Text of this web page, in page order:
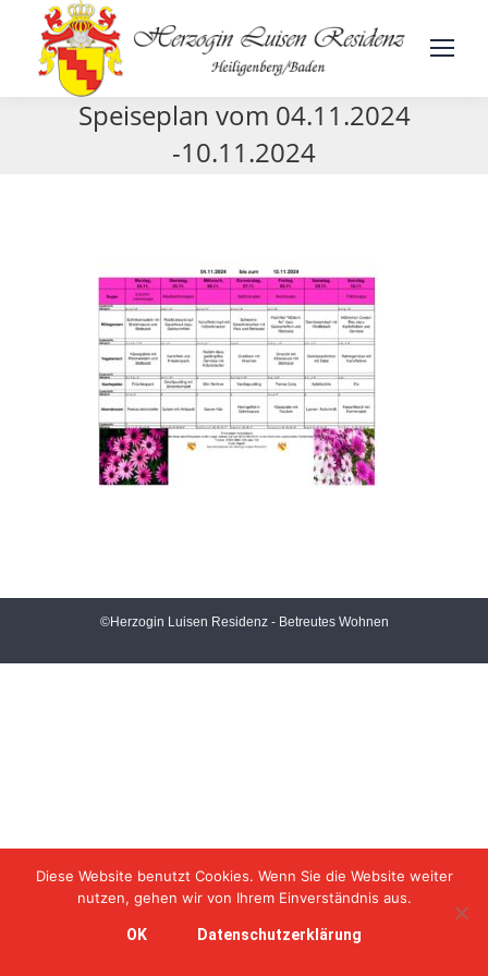
Speiseplan vom 04.11.2024
-10.11.2024
©Herzogin Luisen Residenz - Betreutes Wohnen
Diese Website benutzt Cookies. Wenn Sie die Website weiter
nutzen, gehen wir von Ihrem Einverständnis aus.
OK Datenschutzerklärung